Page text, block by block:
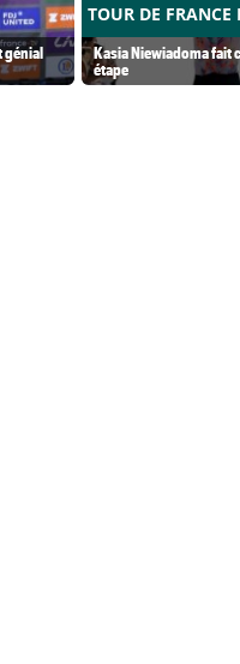
génial
TOUR DE FRANCE
Kasia Niewiadoma fait
étape